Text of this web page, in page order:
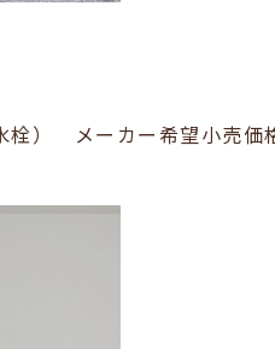
栓） メーカー希望小売